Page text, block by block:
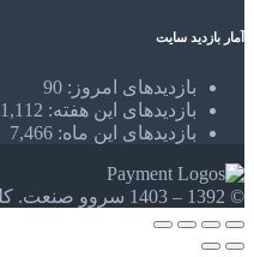
آمار بازدید سایت
بازدیدهای امروز: 90
بازدیدهای این هفته: 1,112
بازدیدهای این ماه: 7,466
© 1392 – 1403 سروو صنعت. کلیه حقوق محفوظ است.